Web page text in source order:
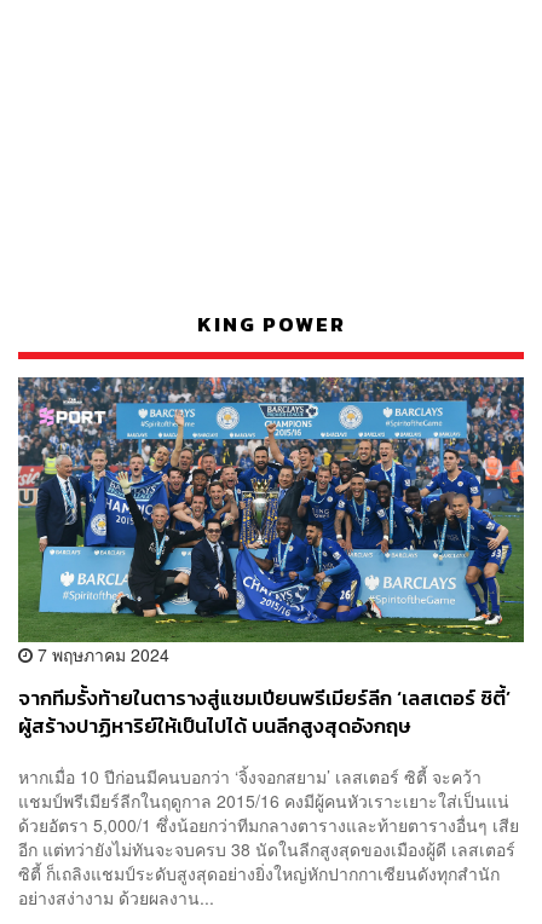
KING POWER
7 พฤษภาคม 2024
จากทีมรั้งท้ายในตารางสู่แชมเปียนพรีเมียร์ลีก ‘เลสเตอร์ ซิตี้’
ผู้สร้างปาฏิหาริย์ให้เป็นไปได้ บนลีกสูงสุดอังกฤษ
หากเมื่อ 10 ปีก่อนมีคนบอกว่า ‘จิ้งจอกสยาม’ เลสเตอร์ ซิตี้ จะคว้า
แชมป์พรีเมียร์ลีกในฤดูกาล 2015/16 คงมีผู้คนหัวเราะเยาะใส่เป็นแน่
ด้วยอัตรา 5,000/1 ซึ่งน้อยกว่าทีมกลางตารางและท้ายตารางอื่นๆ เสีย
อีก แต่ทว่ายังไม่ทันจะจบครบ 38 นัดในลีกสูงสุดของเมืองผู้ดี เลสเตอร์
ซิตี้ ก็เถลิงแชมป์ระดับสูงสุดอย่างยิ่งใหญ่​หักปากกาเซียนดังทุกสำนัก
อย่างสง่างาม ด้วยผลงาน...